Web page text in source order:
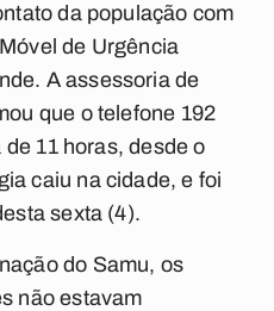
da população com
de Urgência
A assessoria de
que o telefone 192
11 horas, desde o
caiu na cidade, e foi
sexta (4).
do Samu, os
não estavam